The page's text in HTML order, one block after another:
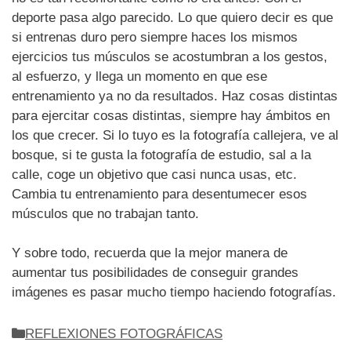
deporte pasa algo parecido. Lo que quiero decir es que
si entrenas duro pero siempre haces los mismos
ejercicios tus músculos se acostumbran a los gestos,
al esfuerzo, y llega un momento en que ese
entrenamiento ya no da resultados. Haz cosas distintas
para ejercitar cosas distintas, siempre hay ámbitos en
los que crecer. Si lo tuyo es la fotografía callejera, ve al
bosque, si te gusta la fotografía de estudio, sal a la
calle, coge un objetivo que casi nunca usas, etc.
Cambia tu entrenamiento para desentumecer esos
músculos que no trabajan tanto.
Y sobre todo, recuerda que la mejor manera de
aumentar tus posibilidades de conseguir grandes
imágenes es pasar mucho tiempo haciendo fotografías.
Categorías
REFLEXIONES FOTOGRÁFICAS